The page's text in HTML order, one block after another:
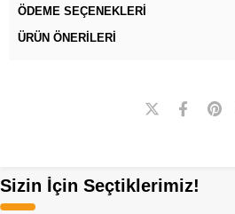
ÖDEME SEÇENEKLERI
ÜRÜN ÖNERILERI
Sizin İçin Seçtiklerimiz!